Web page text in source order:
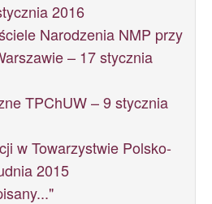
2016
Narodzenia NMP przy
– 17 stycznia
TPChUW – 9 stycznia
w Towarzystwie Polsko-
2015